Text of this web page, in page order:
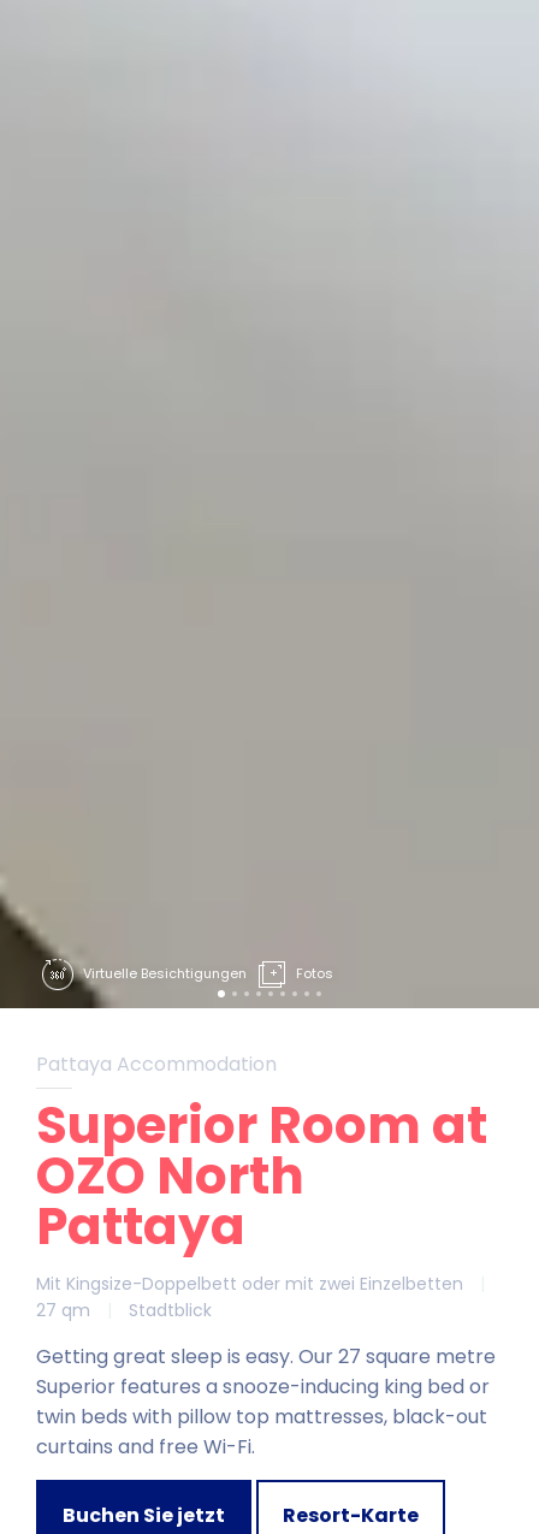
Pattaya Accommodation
Superior Room at
OZO North
Pattaya
Mit Kingsize-Doppelbett oder mit zwei Einzelbetten
27 qm
Stadtblick
Getting great sleep is easy. Our 27 square metre
Superior features a snooze-inducing king bed or
twin beds with pillow top mattresses, black-out
curtains and free Wi-Fi.
Buchen Sie jetzt Resort-Karte
Virtuelle Besichtigungen Fotos